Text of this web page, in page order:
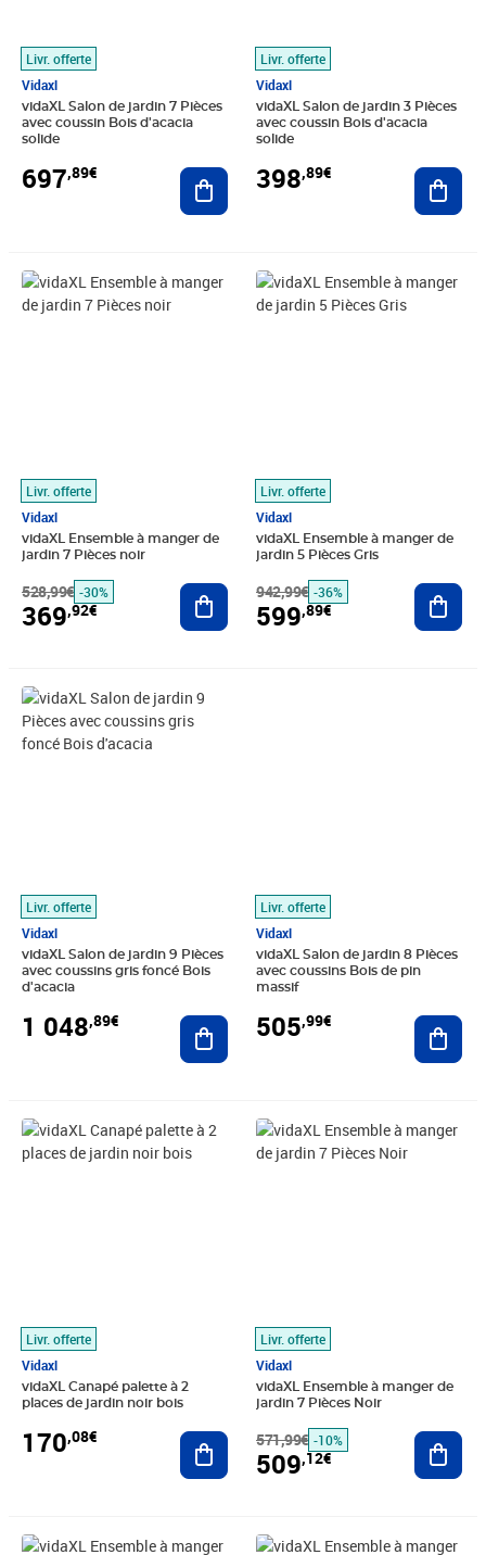
Livr. offerte
Vidaxl
vidaXL Salon de jardin 7 Pièces
avec coussin Bois d'acacia
solide
697,89€ Ajouter au panier
Livr. offerte
Vidaxl
vidaXL Salon de jardin 3 Pièces
avec coussin Bois d'acacia
solide
398,89€
Livr. offerte
Vidaxl
vidaXL Ensemble à manger de
jardin 7 Pièces noir
528,99€
Prix barré 528,99€
-30%
369,92€
Prix 369,92€
Ajouter au panier
Livr. offerte
Vidaxl
vidaXL Ensemble à manger de
jardin 5 Pièces Gris
942,99€
Prix barré 942,99€
-36%
599,89€
Prix 599,89€
Livr. offerte
Vidaxl
vidaXL Salon de jardin 9 Pièces
avec coussins gris foncé Bois
d'acacia
1 048,89€
Prix 1 048,89€
Ajouter au panier
Livr. offerte
Vidaxl
vidaXL Salon de jardin 8 Pièces
avec coussins Bois de pin
massif
505,99€
Livr. offerte
Vidaxl
vidaXL Canapé palette à 2
places de jardin noir bois
170,08€
Prix 170,08€
Ajouter au panier
Livr. offerte
Vidaxl
vidaXL Ensemble à manger de
jardin 7 Pièces Noir
571,99€
Prix barré 571,99€
-10%
509,12€
Prix 509,12€
Prix barré 976,99€
Prix 682,89€ Prix barré 1690,99€
Prix 1 367,89€